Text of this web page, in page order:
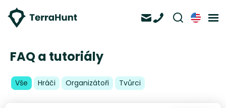
FAQ a tutoriály
Vše Hráči Organizátoři Tvůrci